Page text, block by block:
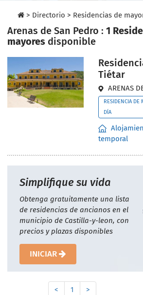
> Directorio > Residencias de
Arenas de San Pedro : 1
mayores disponible
Tiétar
ARENAS
RESIDENCIA DE
DÍA
temporal
Simplifique su vida
Obtenga gratuitamente una lista
de residencias de ancianos en el
municipio de Castilla-y-leon, con
precios y plazas disponibles
INICIAR
< 1 >